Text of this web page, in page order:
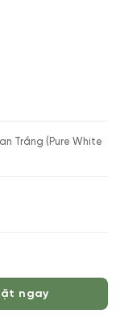
Trắng (Pure White
Hò, Tỏ Tình, Yêu
ngay